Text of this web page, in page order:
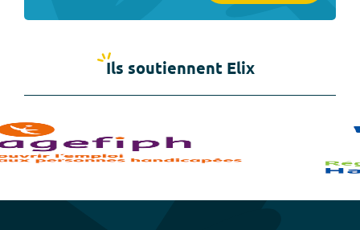
Ils soutiennent Elix